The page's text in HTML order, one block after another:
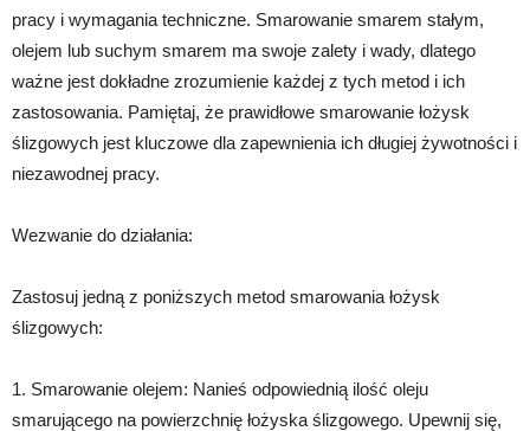
pracy i wymagania techniczne. Smarowanie smarem stałym,
olejem lub suchym smarem ma swoje zalety i wady, dlatego
ważne jest dokładne zrozumienie każdej z tych metod i ich
zastosowania. Pamiętaj, że prawidłowe smarowanie łożysk
ślizgowych jest kluczowe dla zapewnienia ich długiej żywotności i
niezawodnej pracy.
Wezwanie do działania:
Zastosuj jedną z poniższych metod smarowania łożysk
ślizgowych:
1. Smarowanie olejem: Nanieś odpowiednią ilość oleju
smarującego na powierzchnię łożyska ślizgowego. Upewnij się,